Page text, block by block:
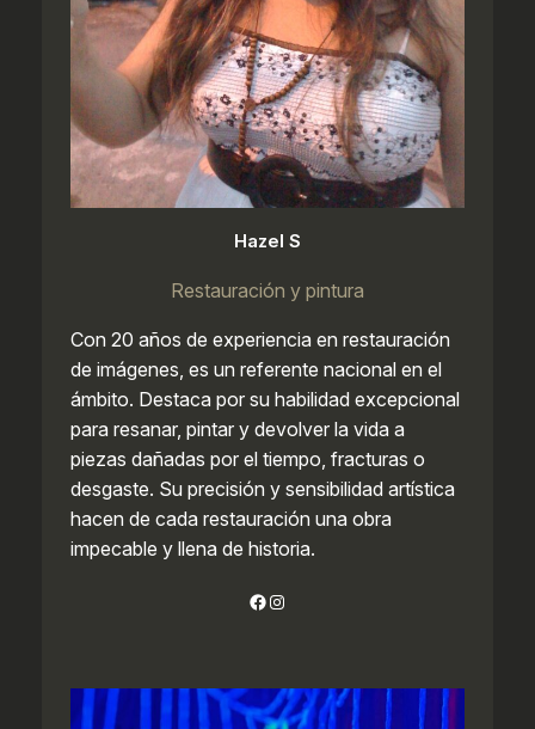
Hazel S
Restauración y pintura
Con 20 años de experiencia en restauración
de imágenes, es un referente nacional en el
ámbito. Destaca por su habilidad excepcional
para resanar, pintar y devolver la vida a
piezas dañadas por el tiempo, fracturas o
desgaste. Su precisión y sensibilidad artística
hacen de cada restauración una obra
impecable y llena de historia.
Facebook Instagram